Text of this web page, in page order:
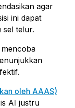
agar
ini dapat
sel telur.
oleh AAAS)
AI justru